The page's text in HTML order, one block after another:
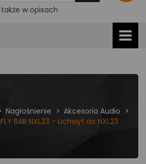
także w opisach
Nagłośnienie
Akcesoria Audio
BAR NXL23 - uchwyt do NXL23